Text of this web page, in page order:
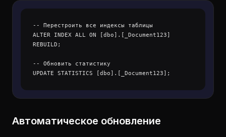
-- Перестроить все индексы таблицы
ALTER INDEX ALL ON [dbo].[_Document123]
REBUILD;
-- Обновить статистику
Автоматическое обновление